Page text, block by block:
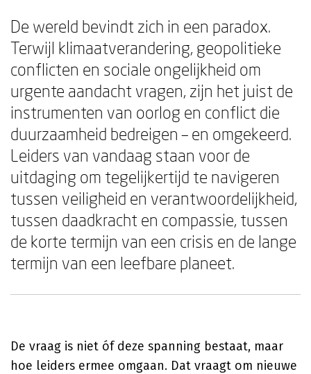
De wereld bevindt zich in een paradox.
Terwijl klimaatverandering, geopolitieke
conflicten en sociale ongelijkheid om
urgente aandacht vragen, zijn het juist de
instrumenten van oorlog en conflict die
duurzaamheid bedreigen – en omgekeerd.
Leiders van vandaag staan voor de
uitdaging om tegelijkertijd te navigeren
tussen veiligheid en verantwoordelijkheid,
tussen daadkracht en compassie, tussen
de korte termijn van een crisis en de lange
termijn van een leefbare planeet.
De vraag is niet óf deze spanning bestaat, maar
hoe leiders ermee omgaan. Dat vraagt om nieuwe